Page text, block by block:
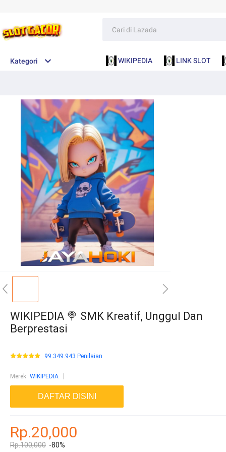
Kategori WIKIPEDIA LINK SLOT
WIKIPEDIA 🍭 SMK Kreatif, Unggul Dan
Berprestasi
99.349.943 Penilaian
Merek: WIKIPEDIA
DAFTAR DISINI
Rp.20,000
Rp.100,000 -80%